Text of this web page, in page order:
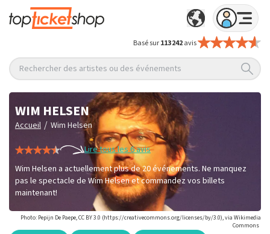
Basé sur113 242avis
Rechercher des artistes ou des événements
WIM HELSEN
Accueil / Wim Helsen
Lire tous les 6 avis
Wim Helsen a actuellement plus de 20 événements. Ne manquez
pas le spectacle de Wim Helsen et commandez vos billets
maintenant!
Photo: Pepijn De Paepe, CC BY 3.0 (https://creativecommons.org/licenses/by/3.0), via Wikimedia
Commons